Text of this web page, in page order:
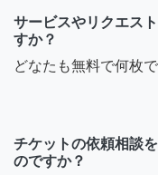
サービスやリクエス
すか？
どなたも無料で何枚
チケットの依頼相談
のですか？